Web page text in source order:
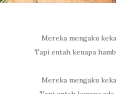
Mereka mengaku
Tapi entah kenapa
Mereka mengaku